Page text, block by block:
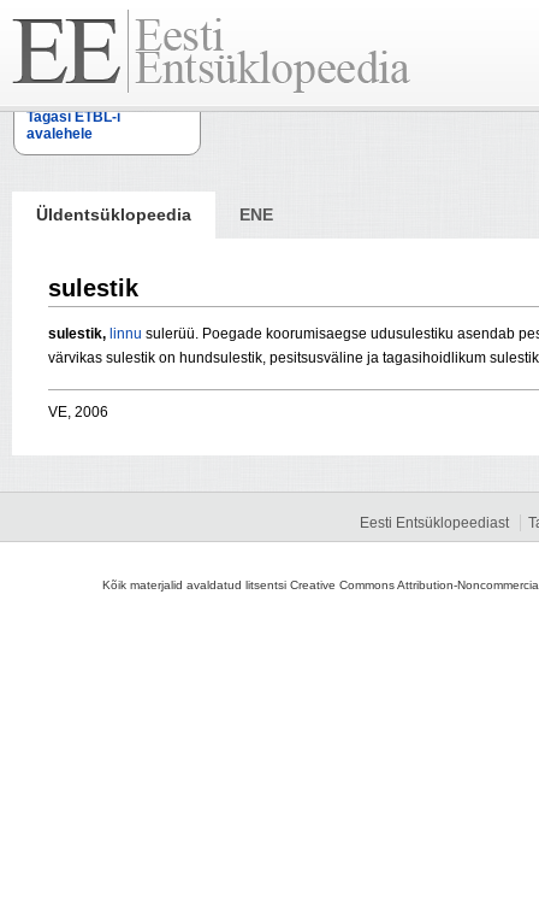
Tagasi ETBL-i
avalehele
Üldentsüklopeedia ENE
sulestik
sulestik, linnu sulerüü. Poegade koorumisaegse udusulestiku asendab
värvikas sulestik on hundsulestik, pesitsusväline ja tagasihoidlikum
VE, 2006
Eesti Entsüklopeediast
Kõik materjalid avaldatud litsentsi Creative Commons Attribution-